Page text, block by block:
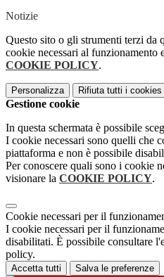
Notizie
Questo sito o gli strumenti terzi da
cookie necessari al
COOKIE POLICY.
Personalizza Rifiuta tutti i cookies
Gestione cookie
In questa schermata è possibile
I cookie necessari sono quelli che
piattaforma e non è possibile
Per conoscere quali sono i cookie
visionare la COOKIE POLICY.
Cookie necessari per il
I cookie necessari per il
disabilitati. È possibile consultare
policy.
Accetta tutti Salva le preferenze